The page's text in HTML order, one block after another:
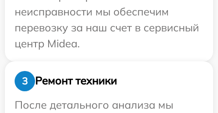
неисправности мы обеспечим
перевозку за наш счет в сервисный
центр Midea.
3
Ремонт техники
После детального анализа мы